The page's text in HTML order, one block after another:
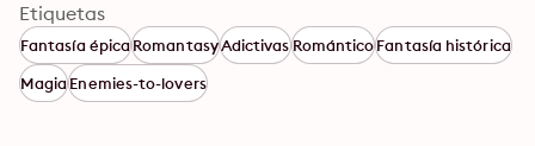
Etiquetas
Fantasía épicaRomantasyAdictivasRománticoFantasía histórica
MagiaEnemies-to-lovers